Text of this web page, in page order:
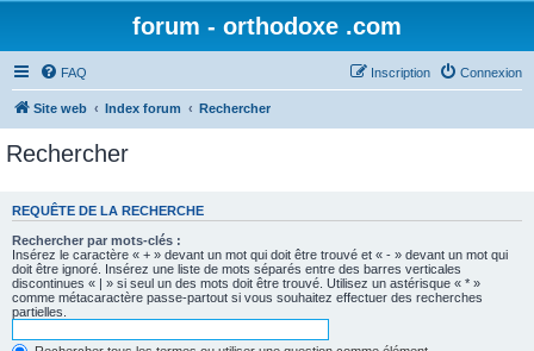
forum - orthodoxe .com
FAQ Connexion
Inscription
Site web Index forum Rechercher
Rechercher
REQUÊTE DE LA RECHERCHE
Rechercher par mots-clés :
Insérez le caractère « + » devant un mot qui doit être trouvé et « - » devant un mot qui
doit être ignoré. Insérez une liste de mots séparés entre des barres verticales
discontinues « | » si seul un des mots doit être trouvé. Utilisez un astérisque « * »
comme métacaractère passe-partout si vous souhaitez effectuer des recherches
partielles.